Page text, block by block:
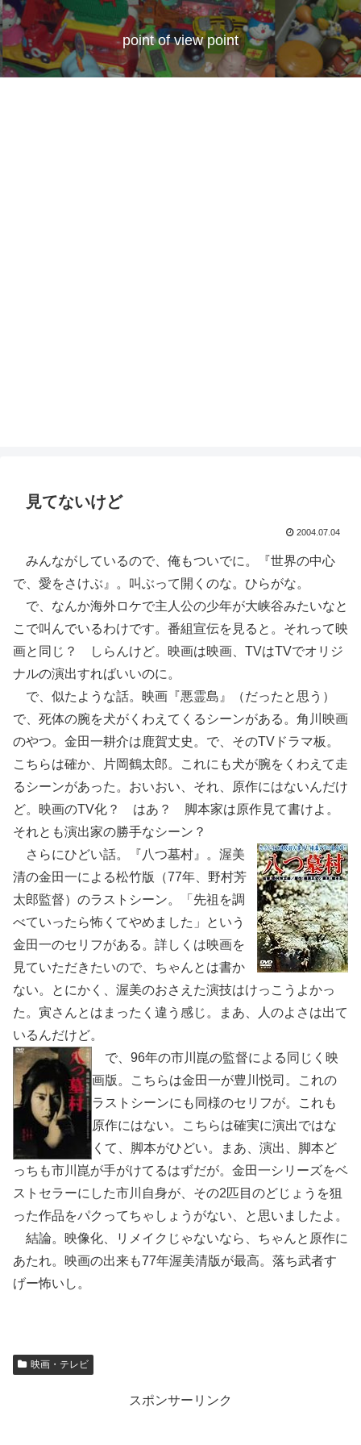
point of view point
見てないけど
2004.07.04
みんながしているので、俺もついでに。『世界の中心
で、愛をさけぶ』。叫ぶって開くのな。ひらがな。
で、なんか海外ロケで主人公の少年が大峡谷みたいなと
こで叫んでいるわけです。番組宣伝を見ると。それって映
画と同じ？ しらんけど。映画は映画、TVはTVでオリジ
ナルの演出すればいいのに。
で、似たような話。映画『悪霊島』（だったと思う）
で、死体の腕を犬がくわえてくるシーンがある。角川映画
のやつ。金田一耕介は鹿賀丈史。で、そのTVドラマ板。
こちらは確か、片岡鶴太郎。これにも犬が腕をくわえて走
るシーンがあった。おいおい、それ、原作にはないんだけ
ど。映画のTV化？ はあ？ 脚本家は原作見て書けよ。
それとも演出家の勝手なシーン？
さらにひどい話。『八つ墓村』。渥美
清の金田一による松竹版（77年、野村芳
太郎監督）のラストシーン。「先祖を調
べていったら怖くてやめました」という
金田一のセリフがある。詳しくは映画を
見ていただきたいので、ちゃんとは書か
ない。とにかく、渥美のおさえた演技はけっこうよかっ
た。寅さんとはまったく違う感じ。まあ、人のよさは出て
いるんだけど。
で、96年の市川崑の監督による同じく映
画版。こちらは金田一が豊川悦司。これの
ラストシーンにも同様のセリフが。これも
原作にはない。こちらは確実に演出ではな
くて、脚本がひどい。まあ、演出、脚本ど
っちも市川崑が手がけてるはずだが。金田一シリーズをベ
ストセラーにした市川自身が、その2匹目のどじょうを狙
った作品をパクってちゃしょうがない、と思いましたよ。
結論。映像化、リメイクじゃないなら、ちゃんと原作に
あたれ。映画の出来も77年渥美清版が最高。落ち武者す
げー怖いし。
映画・テレビ
スポンサーリンク